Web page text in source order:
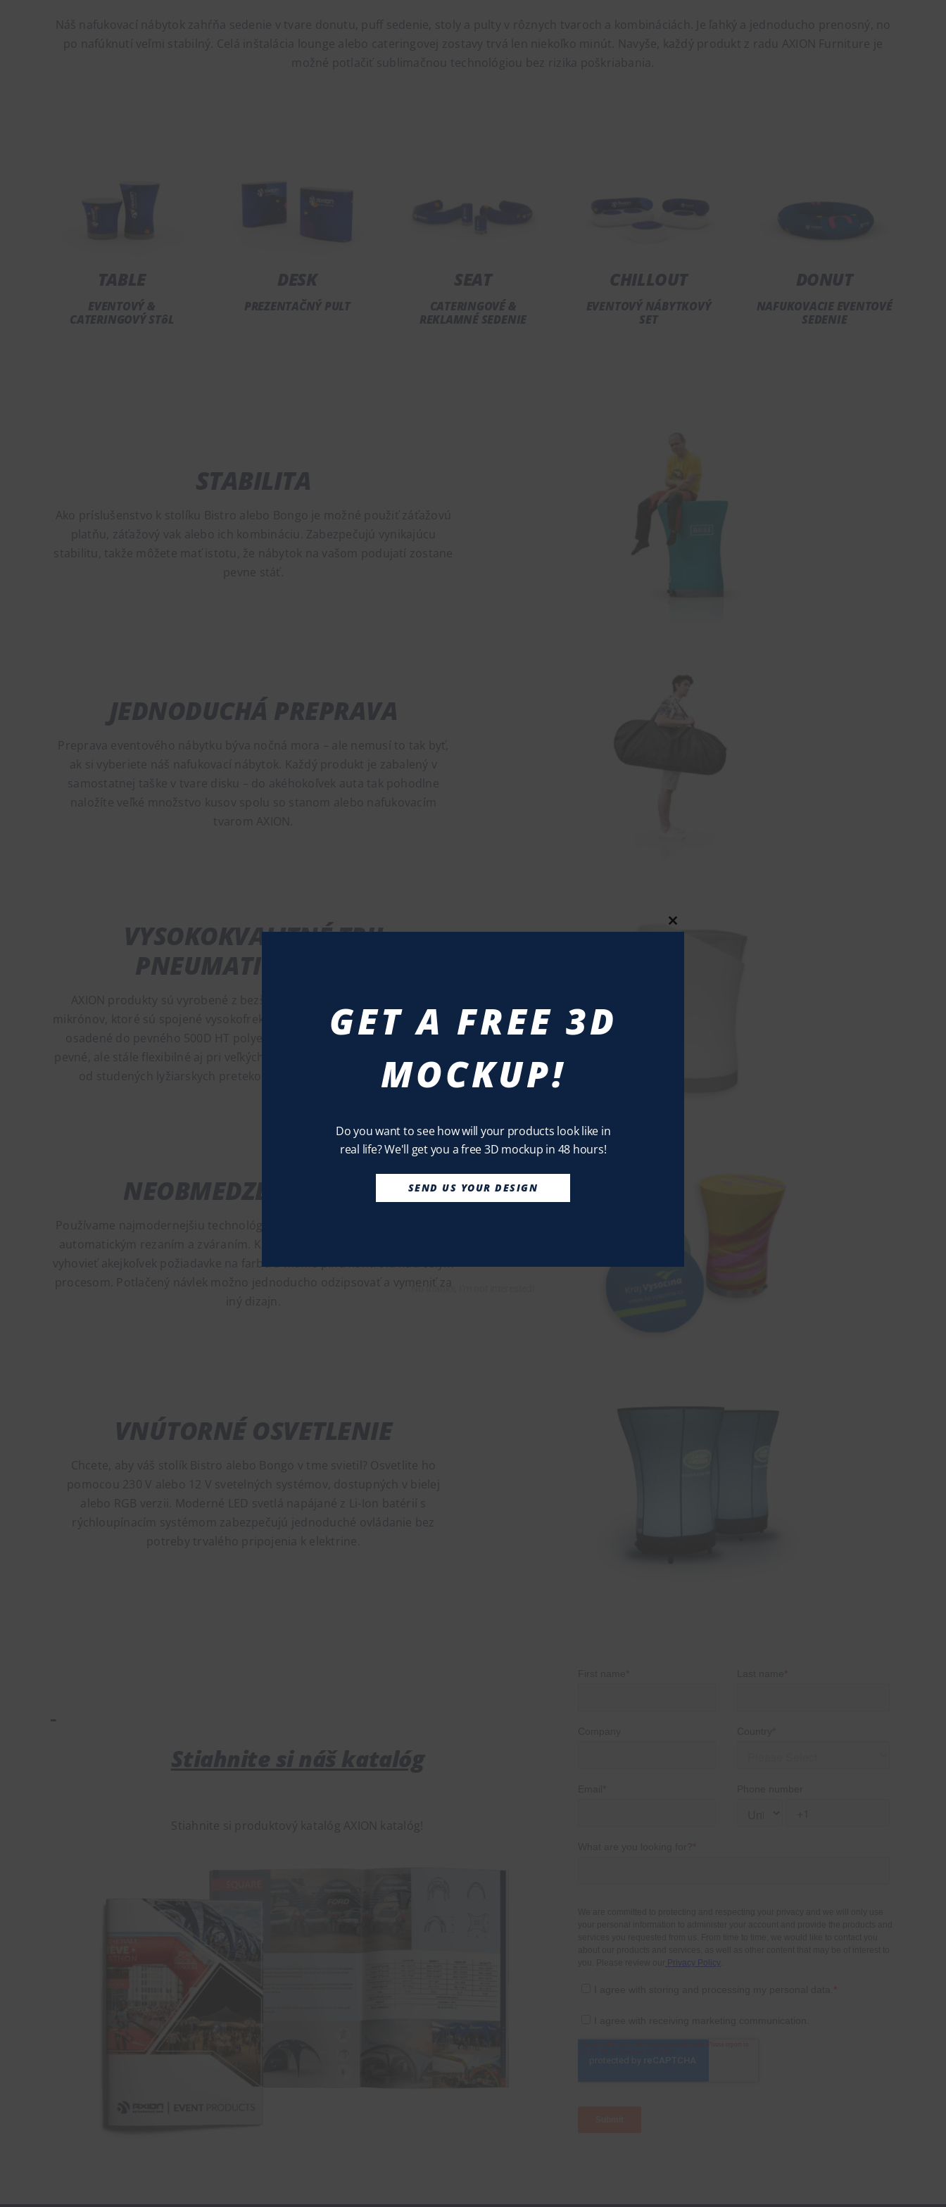
Náš nafukovací nábytok zahŕňa sedenie v tvare donutu, puff sedenie, stoly a pulty v rôznych tvaroch a kombináciách. Je ľahký a jednoducho prenosný, no
po nafúknutí veľmi stabilný. Celá inštalácia lounge alebo cateringovej zostavy trvá len niekoľko minút. Navyše, každý produkt z radu AXION Furniture je
možné potlačiť sublimačnou technológiou bez rizika poškriabania.
TABLE
EVENTOVÝ &
CATERINGOVÝ STôL
DESK
PREZENTAČNÝ PULT
SEAT
CATERINGOVÉ &
REKLAMNÉ SEDENIE
CHILLOUT
EVENTOVÝ NÁBYTKOVÝ
SET
DONUT
NAFUKOVACIE EVENTOVÉ
SEDENIE
STABILITA
Ako príslušenstvo k stolíku Bistro alebo Bongo je možné použiť záťažovú
platňu, záťažový vak alebo ich kombináciu. Zabezpečujú vynikajúcu
stabilitu, takže môžete mať istotu, že nábytok na vašom podujatí zostane
pevne stáť.
JEDNODUCHÁ PREPRAVA
Preprava eventového nábytku býva nočná mora – ale nemusí to tak byť,
ak si vyberiete náš nafukovací nábytok. Každý produkt je zabalený v
samostatnej taške v tvare disku – do akéhokoľvek auta tak pohodlne
naložíte veľké množstvo kusov spolu so stanom alebo nafukovacím
tvarom AXION.
VYSOKOKVALITNÉ TPU
PNEUMATICKÉ DUŠE
AXION produkty sú vyrobené z bezšvových TPU duší s hrúbkou 250
mikrónov, ktoré sú spojené vysokofrekvenčným zváraním. Všetky duše sú
osadené do pevného 500D HT polyesteru, vďaka čomu sú naše stany
pevné, ale stále flexibilné aj pri veľkých teplotných výkyvoch. Používajú sa
od studených lyžiarskych pretekov FIS až po horúcu Rally Dakar.
NEOBMEDZENÉ FARBY
Používame najmodernejšiu technológiu sublimačnej tlače v kombinácii s
automatickým rezaním a zváraním. Keďže si všetko tlačíme sami, vieme
vyhovieť akejkoľvek požiadavke na farbu a máme plnú kontrolu nad celým
procesom. Potlačený návlek možno jednoducho odzipsovať a vymeniť za
iný dizajn.
VNÚTORNÉ OSVETLENIE
Chcete, aby váš stolík Bistro alebo Bongo v tme svietil? Osvetlite ho
pomocou 230 V alebo 12 V svetelných systémov, dostupných v bielej
alebo RGB verzii. Moderné LED svetlá napájané z Li-Ion batérií s
rýchloupínacím systémom zabezpečujú jednoduché ovládanie bez
potreby trvalého pripojenia k elektrine.
Stiahnite si náš katalóg
Stiahnite si produktový katalóg AXION katalóg!
GET A FREE 3D
MOCKUP!
Do you want to see how will your products look like in
real life? We'll get you a free 3D mockup in 48 hours!
SEND US YOUR DESIGN
No thanks, I’m not interested!